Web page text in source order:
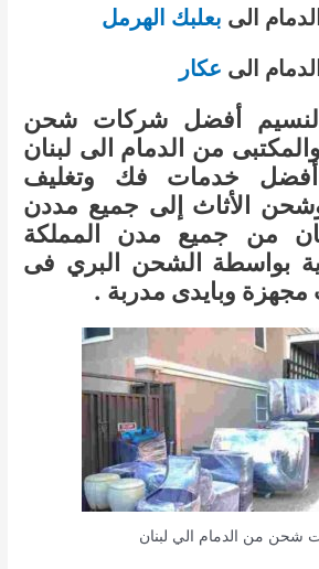
الى بعلبك الهرمل
الى عكار
النسيم أفضل شركات شحن
من الدمام الى لبنان
أفضل خدمات فك وتغليف
الأثاث إلى جميع مددن
من جميع مدن المملكة
بواسطة الشحن البري فى
مجهزة وبايدى مدربة .
شحن من الدمام الي لبنان